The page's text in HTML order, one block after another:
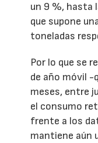
un 9 %, hasta
que supone
toneladas
Por lo que se
de año móvil -
meses, entre
el consumo
frente a los
mantiene aún